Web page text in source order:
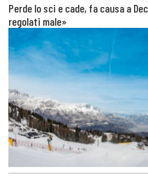
Perde lo sci e cade, fa causa a
regolati male»